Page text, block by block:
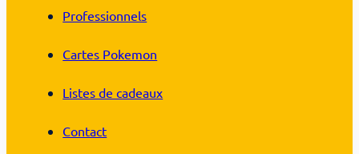
Professionnels
Cartes Pokemon
Listes de cadeaux
Contact